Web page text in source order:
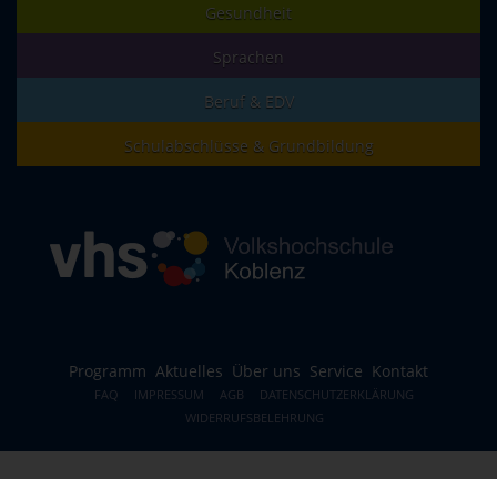
Gesundheit
Sprachen
Beruf & EDV
Schulabschlüsse & Grundbildung
Programm Aktuelles Über uns Service Kontakt
FAQ IMPRESSUM AGB
DATENSCHUTZERKLÄRUNG
WIDERRUFSBELEHRUNG